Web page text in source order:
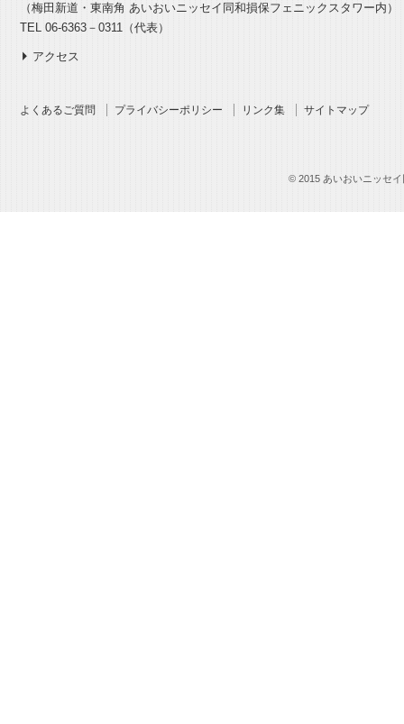
（梅田新道・東南角 あいおいニッセイ同和損保フェニックスタワー内）
TEL 06-6363－0311（代表）
アクセス
よくあるご質問 プライバシーポリシー リンク集 サイトマップ
© 2015 あいおいニッセ